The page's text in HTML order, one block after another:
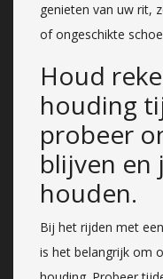
genieten van uw rit,
of ongeschikte
Houd
houding
probeer
blijven en
houden.
Bij het rijden met
is het belangrijk om